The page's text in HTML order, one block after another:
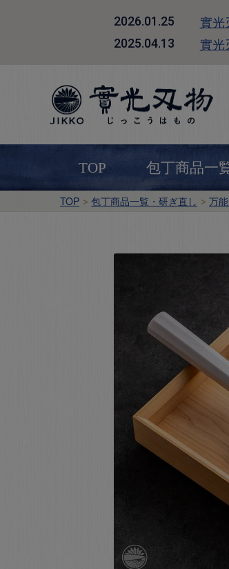
2026.01.25 實光
2025.04.13 實光
TOP 包丁商品一
TOP 包丁商品一覧・研ぎ直し 万